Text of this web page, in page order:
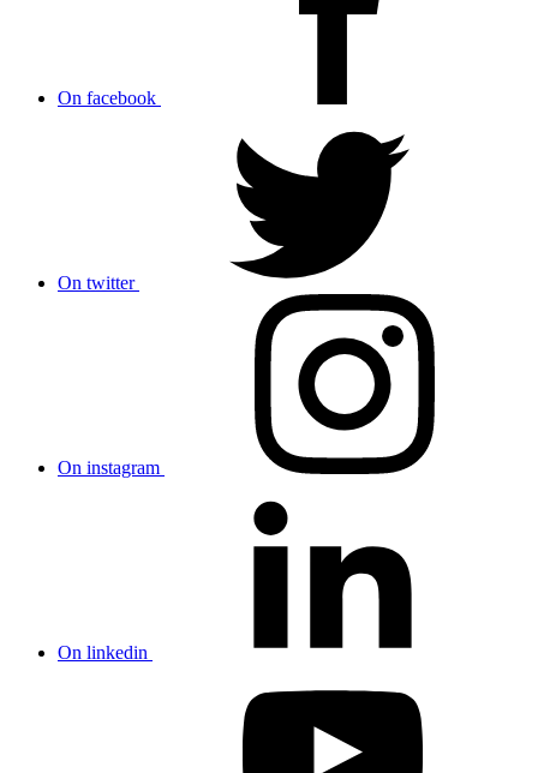
On facebook
On twitter
On instagram
On linkedin